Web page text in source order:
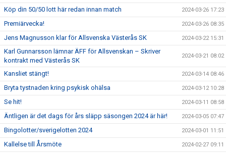
Köp din 50/50 lott här redan innan match 2024-03-26 17:23
Premiärvecka! 2024-03-26 08:35
Jens Magnusson klar för Allsvenska Västerås SK 2024-03-22 15:31
Karl Gunnarsson lämnar ÄFF för Allsvenskan – Skriver
kontrakt med Västerås SK
2024-03-21 08:02
Kansliet stängt! 2024-03-14 08:46
Bryta tystnaden kring psykisk ohälsa 2024-03-12 10:28
Se hit! 2024-03-11 08:58
Äntligen är det dags för års släpp säsongen 2024 är här! 2024-03-05 07:47
Bingolotter/sverigelotten 2024 2024-03-01 11:51
Kallelse till Årsmöte 2024-02-27 09:11